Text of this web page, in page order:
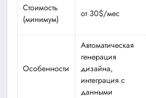
Стоимость
(минимум)
от 30$/мес
Особенности
Автоматическая
генерация
дизайна,
интеграция с
данными